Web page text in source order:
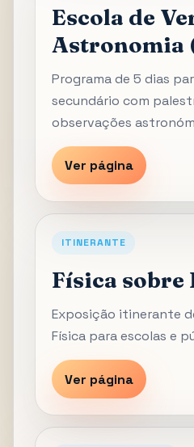
Escola de
Astronomia
Programa de 5 dias
secundário com
observações
Ver página
ITINERANTE
Física sobre
Exposição itinerante
Física para escolas e
Ver página